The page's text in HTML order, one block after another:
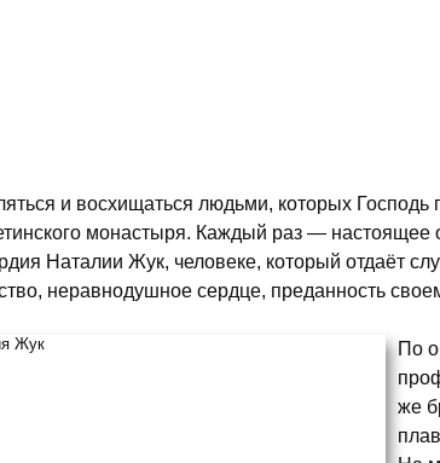
и восхищаться людьми, которых
монастыря. Каждый раз — настоящее
Наталии Жук, человеке, который отдаёт
неравнодушное сердце, преданность
По
же